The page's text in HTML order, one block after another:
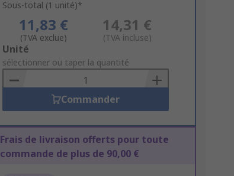
Sous-total (1 unité)*
11,83 €
(TVA exclue)
14,31 €
(TVA incluse)
Add
to
Basket
Unité
sélectionner ou taper la quantité
Commander
Frais de livraison offerts pour toute
commande de plus de 90,00 €